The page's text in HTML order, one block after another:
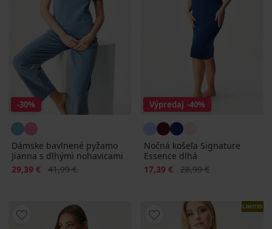
-30%
Dámske bavlnené pyžamo
Jianna s dlhými nohavicami
Zľava
29,39 € Pôvodná cena
41,99 €
Výpredaj -40%
Nočná košeľa Signature
Essence dlhá
Zľava
17,39 € Pôvodná cena
28,99 €
LIMITED